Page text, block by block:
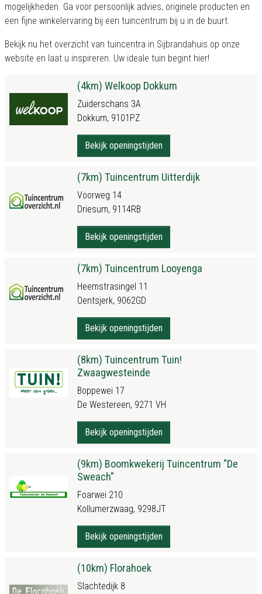
mogelijkheden. Ga voor persoonlijk advies, originele producten en
een fijne winkelervaring bij een tuincentrum bij u in de buurt.
Bekijk nu het overzicht van tuincentra in Sijbrandahuis op onze
website en laat u inspireren. Uw ideale tuin begint hier!
(4km) Welkoop Dokkum
Zuiderschans 3A
Dokkum, 9101PZ
Bekijk openingstijden
(7km) Tuincentrum Uitterdijk
Voorweg 14
Driesum, 9114RB
Bekijk openingstijden
(7km) Tuincentrum Looyenga
Heemstrasingel 11
Oentsjerk, 9062GD
Bekijk openingstijden
(8km) Tuincentrum Tuin!
Zwaagwesteinde
Boppewei 17
De Westereen, 9271 VH
Bekijk openingstijden
(9km) Boomkwekerij Tuincentrum "De
Sweach"
Foarwei 210
Kollumerzwaag, 9298JT
Bekijk openingstijden
(10km) Florahoek
Slachtedijk 8